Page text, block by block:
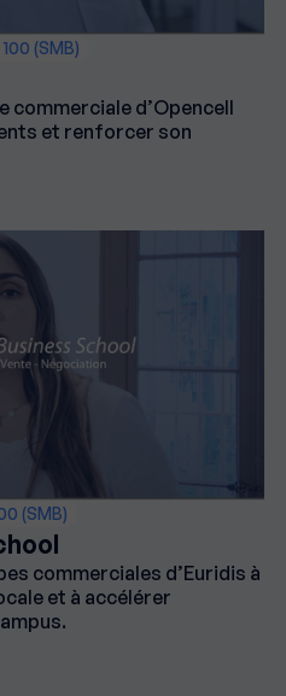
(SMB)
commerciale d’Opencell
et renforcer son
(SMB)
commerciales d’Euridis à
et à accélérer